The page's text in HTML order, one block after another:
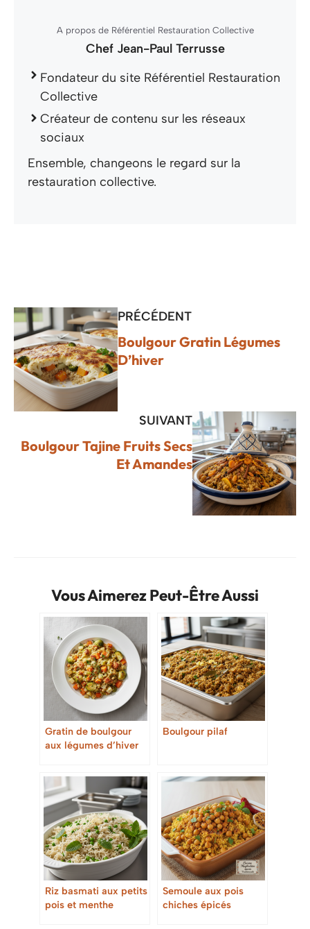
A propos de Référentiel Restauration Collective
Chef Jean-Paul Terrusse
Fondateur du site Référentiel Restauration
Collective
Créateur de contenu sur les réseaux
sociaux
Ensemble, changeons le regard sur la
restauration collective.
PRÉCÉDENT
Boulgour Gratin Légumes
D’hiver
SUIVANT
Boulgour Tajine Fruits Secs
Et Amandes
Vous Aimerez Peut-Être Aussi
Gratin de boulgour
aux légumes d’hiver
Boulgour pilaf
Riz basmati aux petits
pois et menthe
Semoule aux pois
chiches épicés